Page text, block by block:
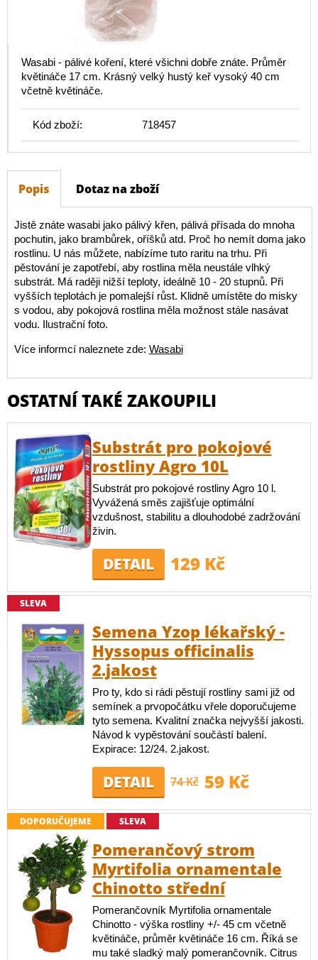
Wasabi - pálivé koření, které všichni dobře znáte. Průměr
květináče 17 cm. Krásný velký hustý keř vysoký 40 cm
včetně květináče.
Kód zboží: 718457
Popis Dotaz na zboží
Jistě znáte wasabi jako pálivý křen, pálivá přísada do mnoha
pochutin, jako brambůrek, oříšků atd. Proč ho nemít doma jako
rostlinu. U nás můžete, nabízíme tuto raritu na trhu. Při
pěstování je zapotřebí, aby rostlina měla neustále vlhký
substrát. Má raději nižší teploty, ideálně 10 - 20 stupnů. Při
vyšších teplotách je pomalejší růst. Klidně umístěte do misky
s vodou, aby pokojová rostlina měla možnost stále nasávat
vodu. Ilustrační foto.
Více informcí naleznete zde: Wasabi
OSTATNÍ TAKÉ ZAKOUPILI
Substrát pro pokojové
rostliny Agro 10L
Substrát pro pokojové rostliny Agro 10 l.
Vyvážená směs zajišťuje optimální
vzdušnost, stabilitu a dlouhodobé zadržování
živin.
DETAIL 129 Kč
SLEVA
Semena Yzop lékařský -
Hyssopus officinalis
2.jakost
Pro ty, kdo si rádi pěstují rostliny sami již od
semínek a prvopočátku vřele doporučujeme
tyto semena. Kvalitní značka nejvyšší jakosti.
Návod k vypěstování součástí balení.
Expirace: 12/24. 2.jakost.
DETAIL 74 Kč 59 Kč
DOPORUČUJEME SLEVA
Pomerančový strom
Myrtifolia ornamentale
Chinotto střední
Pomerančovník Myrtifolia ornamentale
Chinotto - výška rostliny +/- 45 cm včetně
květináče, průměr květináče 16 cm. Říká se
mu také sladký malý pomerančovník. Citrus